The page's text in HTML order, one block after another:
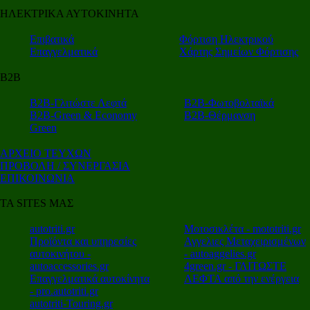
ΗΛΕΚΤΡΙΚΑ ΑΥΤΟΚΙΝΗΤΑ
Επιβατικά
Επαγγελματικά
Φόρτιση Ηλεκτρικού
Χάρτης Σημείων Φόρτισης
Β2Β
Β2Β-Γλιτώστε Λεφτά
Β2Β-Green & Economy
Green
Β2Β-Φωτοβολταϊκά
Β2Β-Θέρμανση
ΑΡΧΕΙΟ ΤΕΥΧΩΝ
ΠΡΟΒΟΛΗ / ΣΥΝΕΡΓΑΣΙΑ
ΕΠΙΚΟΙΝΩΝΙΑ
ΤΑ SITES ΜΑΣ
autotriti.gr
Προϊόντα και υπηρεσίες
αυτοκινήτου -
autoaccessories.gr
Επαγγελματικά αυτοκίνητα
- pro.autotriti.gr
autotriti-Touring.gr
Μοτοσικλέτα - mototriti.gr
Αγγελιες Μεταχειρισμένων
- autoaggelies.gr
4green.gr - ΓΛΙΤΩΣΤΕ
ΛΕΦΤΑ από την ενέργεια